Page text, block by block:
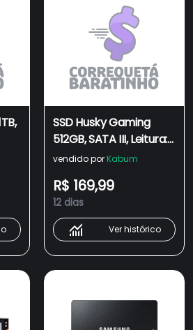
SSD Husky Gaming
512GB, SATA III, Leitura:
520MB/s e Gravação:
HGML022
vendido por Kabum
R$ 169,99
12 dias
Ver histórico